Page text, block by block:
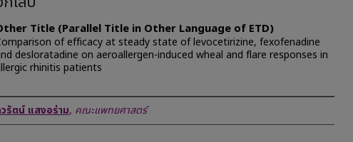
Title (Parallel Title in Other Language of ETD)
of efficacy at steady state of levocetirizine, fexofenadine
desloratadine on aeroallergen-induced wheal and flare responses in
rhinitis patients
รัตน์ แสงอร่าม, คณะแพทยศาสตร์